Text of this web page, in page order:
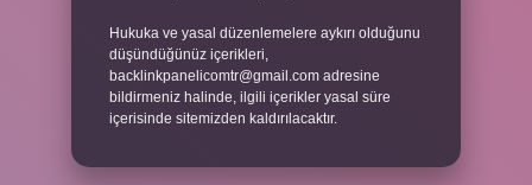
Hukuka ve yasal düzenlemelere aykırı olduğunu
düşündüğünüz içerikleri,
backlinkpanelicomtr@gmail.com adresine
bildirmeniz halinde, ilgili içerikler yasal süre
içerisinde sitemizden kaldırılacaktır.